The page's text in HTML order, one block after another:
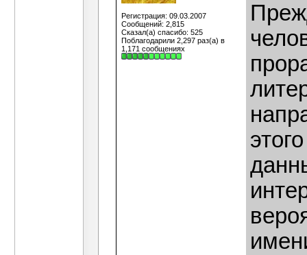
Регистрация: 09.03.2007
Сообщений: 2,815
Сказал(а) спасибо: 525
Поблагодарили 2,297 раз(а) в
1,171 сообщениях